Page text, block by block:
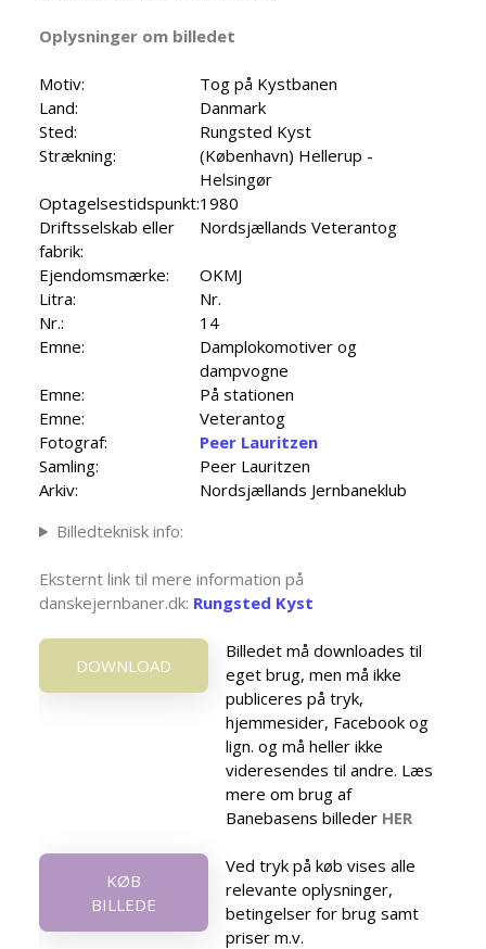
Oplysninger om billedet
Motiv:
Tog på Kystbanen
Land:
Danmark
Sted:
Rungsted Kyst
Strækning:
(København) Hellerup -
Helsingør
Optagelsestidspunkt:1980
Driftsselskab eller
fabrik:
Nordsjællands Veterantog
Ejendomsmærke:
OKMJ
Litra:
Nr.
Nr.:
14
Emne:
Damplokomotiver og
dampvogne
Emne:
På stationen
Emne:
Veterantog
Fotograf:
Peer Lauritzen
Samling:
Peer Lauritzen
Arkiv:
Nordsjællands Jernbaneklub
Billedteknisk info:
Eksternt link til mere information på
danskejernbaner.dk: Rungsted Kyst
DOWNLOAD
Billedet må downloades til
eget brug, men må ikke
publiceres på tryk,
hjemmesider, Facebook og
lign. og må heller ikke
videresendes til andre. Læs
mere om brug af
Banebasens billeder HER
KØB
BILLEDE
Ved tryk på køb vises alle
relevante oplysninger,
betingelser for brug samt
priser m.v.